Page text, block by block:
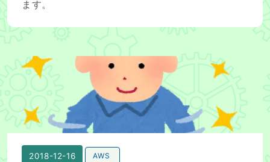
ます。
AWS 認定ソリューションアーキテクト–プロフェッショ
2018-12-16 AWS